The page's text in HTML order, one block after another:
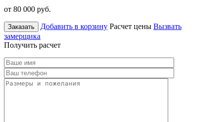
от 80 000 руб.
Заказать Добавить в корзину Расчет цены Вызвать
замерщика
Получить расчет